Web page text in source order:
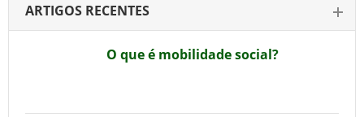
ARTIGOS RECENTES
O que é mobilidade social?